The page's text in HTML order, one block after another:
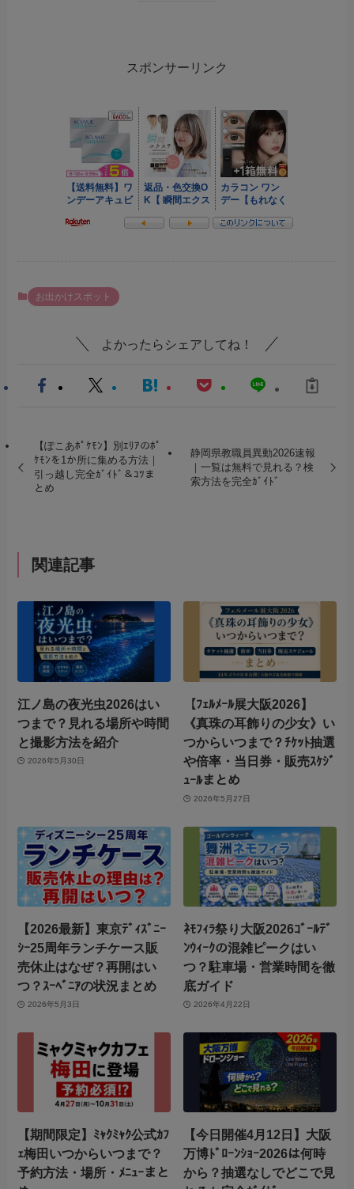
スポンサーリンク
お出かけスポット
よかったらシェアしてね！
【ぽこあﾎﾟｹﾓﾝ】別ｴﾘｱのﾎﾟ
ｹﾓﾝを1か所に集める方法｜
引っ越し完全ｶﾞｲﾄﾞ＆ｺﾂま
とめ
静岡県教職員異動2026速報
｜一覧は無料で見れる？検
索方法を完全ｶﾞｲﾄﾞ
関連記事
江ノ島の夜光虫2026はい
つまで？見れる場所や時間
と撮影方法を紹介
2026年5月30日
【ﾌｪﾙﾒｰﾙ展大阪2026】
《真珠の耳飾りの少女》い
つからいつまで？ﾁｹｯﾄ抽選
や倍率・当日券・販売ｽｹｼﾞ
ｭｰﾙまとめ
2026年5月27日
【2026最新】東京ﾃﾞｨｽﾞﾆｰ
ｼｰ25周年ランチケース販
売休止はなぜ？再開はい
つ？ｽｰﾍﾞﾆｱの状況まとめ
2026年5月3日
ﾈﾓﾌｨﾗ祭り大阪2026ｺﾞｰﾙﾃﾞ
ﾝｳｨｰｸの混雑ピークはい
つ？駐車場・営業時間を徹
底ガイド
2026年4月22日
【期間限定】ﾐｬｸﾐｬｸ公式ｶﾌ
ｪ梅田いつからいつまで？
予約方法・場所・ﾒﾆｭｰまと
【今日開催4月12日】大阪
万博ﾄﾞﾛｰﾝｼｮｰ2026は何時
から？抽選なしでどこで見